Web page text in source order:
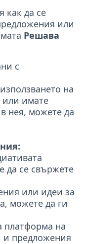
как да се
или
Решава
с
на
или имате
нея, можете да
се в нов
да се свържете
се в нов
или идеи за
можете да ги
платформа на
и предложения